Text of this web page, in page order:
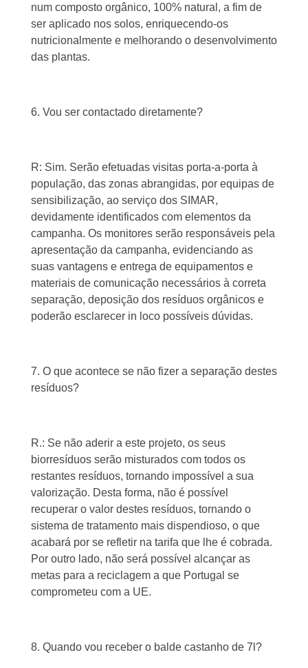
num composto orgânico, 100% natural, a fim de
ser aplicado nos solos, enriquecendo-os
nutricionalmente e melhorando o desenvolvimento
das plantas.
6. Vou ser contactado diretamente?
R: Sim. Serão efetuadas visitas porta-a-porta à
população, das zonas abrangidas, por equipas de
sensibilização, ao serviço dos SIMAR,
devidamente identificados com elementos da
campanha. Os monitores serão responsáveis pela
apresentação da campanha, evidenciando as
suas vantagens e entrega de equipamentos e
materiais de comunicação necessários à correta
separação, deposição dos resíduos orgânicos e
poderão esclarecer in loco possíveis dúvidas.
7. O que acontece se não fizer a separação destes
resíduos?
R.: Se não aderir a este projeto, os seus
biorresíduos serão misturados com todos os
restantes resíduos, tornando impossível a sua
valorização. Desta forma, não é possível
recuperar o valor destes resíduos, tornando o
sistema de tratamento mais dispendioso, o que
acabará por se refletir na tarifa que lhe é cobrada.
Por outro lado, não será possível alcançar as
metas para a reciclagem a que Portugal se
comprometeu com a UE.
8. Quando vou receber o balde castanho de 7l?